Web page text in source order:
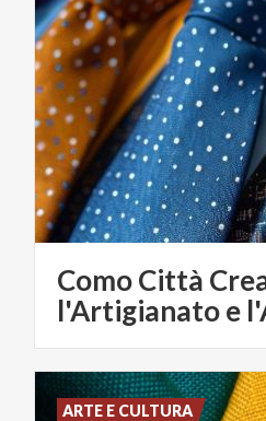
Como Città
ARTE E CULTURA